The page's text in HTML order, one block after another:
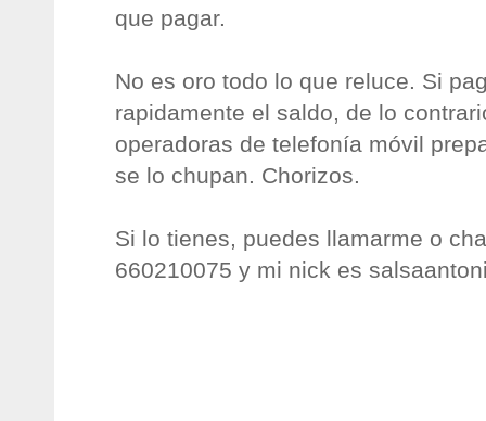
que pagar.
No es oro todo lo que reluce. Si
rapidamente el saldo, de lo
operadoras de telefonía móvil
se lo chupan. Chorizos.
Si lo tienes, puedes llamarme o
660210075 y mi nick es